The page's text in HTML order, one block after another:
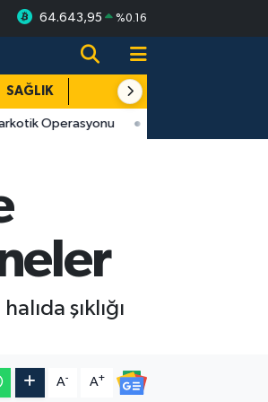
64.643,95 %0.16
SAĞLIK TEKNOLOJİ
15:38
şıklığı
A- A+